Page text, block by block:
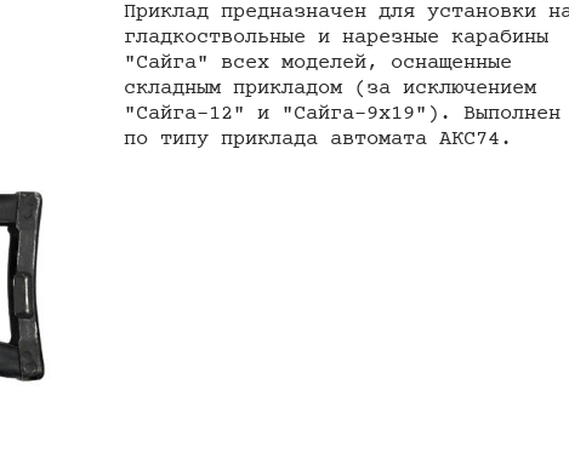
Приклад предназначен для установки
гладкоствольные и нарезные карабины
"Сайга" всех моделей, оснащенные
складным прикладом (за исключением
"Сайга-12" и "Сайга-9х19"). Выполнен
по типу приклада автомата АКС74.